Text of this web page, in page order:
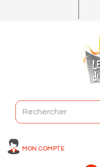
MON COMPTE